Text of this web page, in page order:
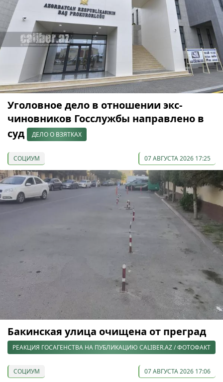
Уголовное дело в отношении экс-
чиновников Госслужбы направлено в
суд
ДЕЛО О ВЗЯТКАХ
СОЦИУМ 07 АВГУСТА 2026 17:25
Бакинская улица очищена от преград
РЕАКЦИЯ ГОСАГЕНСТВА НА ПУБЛИКАЦИЮ CALIBER.AZ / ФОТОФАКТ
СОЦИУМ 07 АВГУСТА 2026 17:06